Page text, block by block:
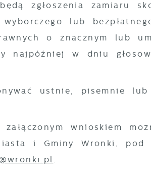
zgłoszenia zamiaru
lub
o znacznym lub
najpóźniej w dniu
ustnie, pisemnie
wnioskiem
i Gminy Wronki,
.